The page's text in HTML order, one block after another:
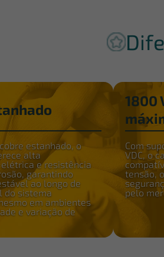
estanhado, o
alta
e resistência
garantindo
ao longo de
do sistema
em ambientes
e variação de
1800
Com
VDC, o
tensão,
pelo